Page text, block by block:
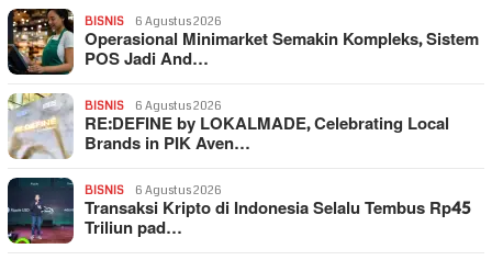
BISNIS 6 Agustus 2026
Operasional Minimarket Semakin Kompleks, Sistem
POS Jadi And…
BISNIS 6 Agustus 2026
RE:DEFINE by LOKALMADE, Celebrating Local
Brands in PIK Aven…
BISNIS 6 Agustus 2026
Transaksi Kripto di Indonesia Selalu Tembus Rp45
Triliun pad…